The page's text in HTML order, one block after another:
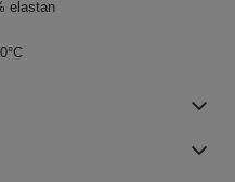
elastan